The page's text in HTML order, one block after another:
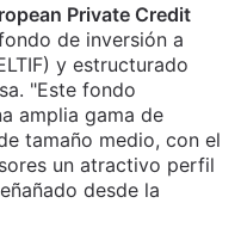
Private Credit
de inversión a
y estructurado
"Este fondo
amplia gama de
tamaño medio, con el
un atractivo perfil
desde la